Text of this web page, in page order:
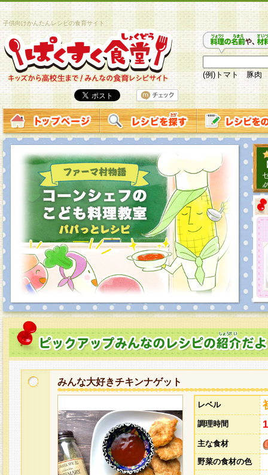
子供向けかんたんレシピの食育サイト
(例)トマト 豚肉
みんな大好きチキンナゲット
レベル
調理時間
主な食材
野菜の食材の色